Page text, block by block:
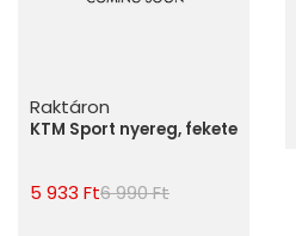
Raktáron
KTM Sport nyereg, fekete
5 933 Ft6 990 Ft